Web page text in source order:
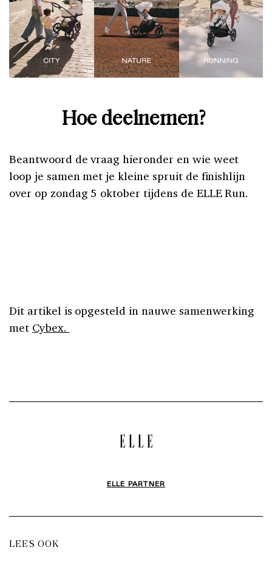
Hoe deelnemen?
Beantwoord de vraag hieronder en wie weet
loop je samen met je kleine spruit de finishlijn
over op zondag 5 oktober tijdens de ELLE Run.
Dit artikel is opgesteld in nauwe samenwerking
met Cybex.
ELLE PARTNER
LEES OOK